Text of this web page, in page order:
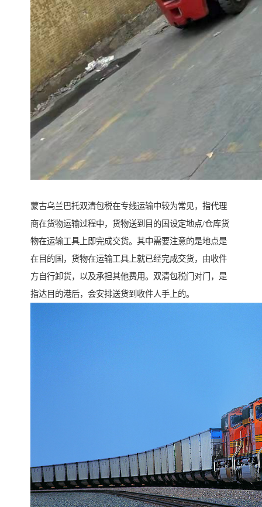
蒙古乌兰巴托双清包税在专线运输中较为常见，指代理
商在货物运输过程中，货物送到目的国设定地点/仓库货
物在运输工具上即完成交货。其中需要注意的是地点是
在目的国，货物在运输工具上就已经完成交货，由收件
方自行卸货，以及承担其他费用。双清包税门对门，是
指达目的港后，会安排送货到收件人手上的。